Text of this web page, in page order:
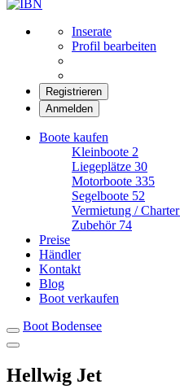
Inserate
Profil bearbeiten
Registrieren
Anmelden
Boote kaufen
Kleinboote 2
Liegeplätze 30
Motorboote 335
Segelboote 52
Vermietung / Charter
Zubehör 74
Preise
Händler
Kontakt
Blog
Boot verkaufen
Boot Bodensee
Hellwig Jet